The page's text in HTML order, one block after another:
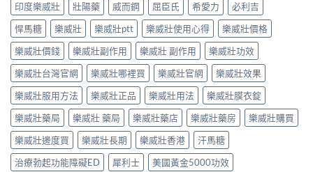
印度樂威壯
壯陽藥 威而鋼 屈臣氏 希愛力
必利吉
悍馬糖
樂威壯 樂威壯ptt 樂威壯使用心得
樂威壯價格
樂威壯價錢
樂威壯副作用 樂威壯 副作用
樂威壯功效
樂威壯台灣官網
樂威壯哪裡買 樂威壯官網
樂威壯效果
樂威壯服用方法
樂威壯正品 樂威壯用法
樂威壯膜衣錠
樂威壯藥局
樂威壯 藥局 樂威壯藥店 樂威壯藥房
樂威壯購買
樂威壯邊度買
樂威壯長期 樂威壯香港
汗馬糖
治療勃起功能障礙ED
犀利士
美國黃金5000功效